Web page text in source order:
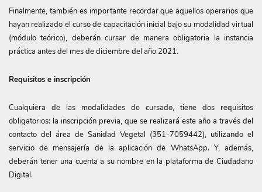
Finalmente, también es importante recordar que aquellos operarios que
hayan realizado el curso de capacitación inicial bajo su modalidad virtual
(módulo teórico), deberán cursar de manera obligatoria la instancia
práctica antes del mes de diciembre del año 2021.
Requisitos e inscripción
Cualquiera de las modalidades de cursado, tiene dos requisitos
obligatorios: la inscripción previa, que se realizará este año a través del
contacto del área de Sanidad Vegetal (351-7059442), utilizando el
servicio de mensajería de la aplicación de WhatsApp. Y, además,
deberán tener una cuenta a su nombre en la plataforma de Ciudadano
Digital.